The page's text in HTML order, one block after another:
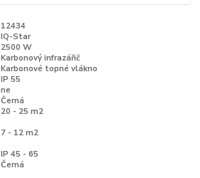
12434
IQ-Star
2500 W
Karbonový infrazářič
Karbonové topné vlákno
IP 55
ne
Černá
20 - 25 m2
7 - 12 m2
IP 45 - 65
Černá